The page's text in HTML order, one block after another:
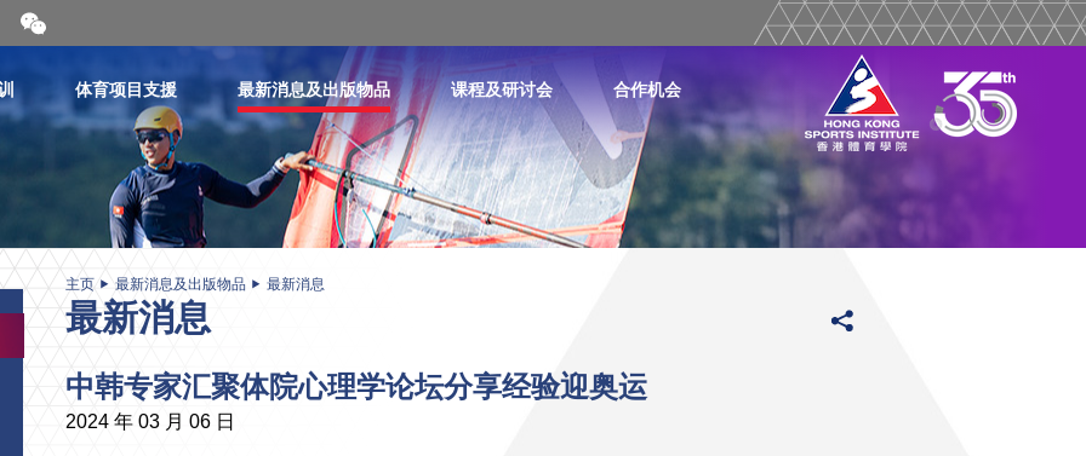
开
合
维
体育项目支援 最新消息及出版物品 课程及研讨会 合作机会
主页 最新消息及出版物品 最新消息
最新消息
中韩专家汇聚体院心理学论坛分享经验迎奥运
2024 年 03 月 06 日